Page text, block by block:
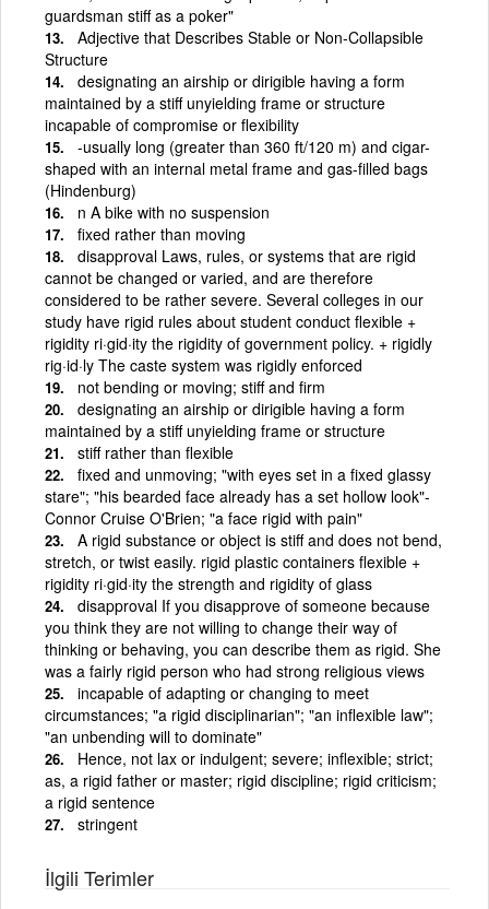
guardsman stiff as a poker"
Adjective that Describes Stable or Non-Collapsible
Structure
designating an airship or dirigible having a form
maintained by a stiff unyielding frame or structure
incapable of compromise or flexibility
-usually long (greater than 360 ft/120 m) and cigar-
shaped with an internal metal frame and gas-filled bags
(Hindenburg)
n A bike with no suspension
fixed rather than moving
disapproval Laws, rules, or systems that are rigid
cannot be changed or varied, and are therefore
considered to be rather severe. Several colleges in our
study have rigid rules about student conduct flexible +
rigidity ri·gid·ity the rigidity of government policy. + rigidly
rig·id·ly The caste system was rigidly enforced
not bending or moving; stiff and firm
designating an airship or dirigible having a form
maintained by a stiff unyielding frame or structure
stiff rather than flexible
fixed and unmoving; "with eyes set in a fixed glassy
stare"; "his bearded face already has a set hollow look"-
Connor Cruise O'Brien; "a face rigid with pain"
A rigid substance or object is stiff and does not bend,
stretch, or twist easily. rigid plastic containers flexible +
rigidity ri·gid·ity the strength and rigidity of glass
disapproval If you disapprove of someone because
you think they are not willing to change their way of
thinking or behaving, you can describe them as rigid. She
was a fairly rigid person who had strong religious views
incapable of adapting or changing to meet
circumstances; "a rigid disciplinarian"; "an inflexible law";
"an unbending will to dominate"
Hence, not lax or indulgent; severe; inflexible; strict;
as, a rigid father or master; rigid discipline; rigid criticism;
a rigid sentence
stringent
İlgili Terimler